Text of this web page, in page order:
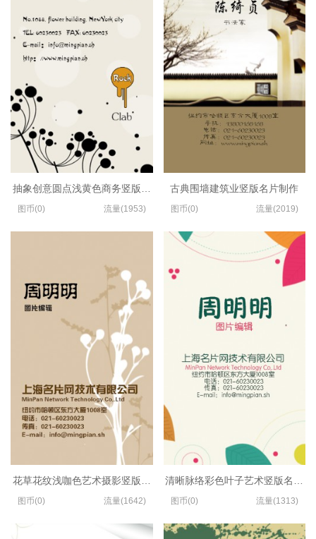
抽象创意圆点浅黄色商务竖版名片设计
图币(0) 流量(1953)
花草花纹浅咖色艺术摄影竖版名片制作
图币(0) 流量(1642)
古典围墙建筑业竖版名片制作
图币(0) 流量(2019)
清晰脉络彩色叶子艺术竖版名片模
图币(0) 流量(1313)